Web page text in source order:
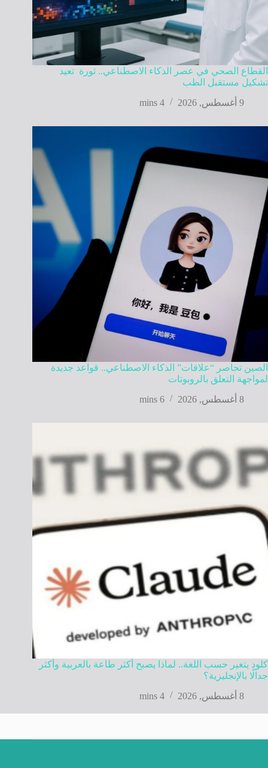
القطاع الصحي في عصر الذكاء الاصطناعي.. ثورة تعيد
تشكيل مستقبل الطب
9 أغسطس, 2026
4 mins
الصين تحاصر “علاقات” الذكاء الاصطناعي.. قواعد جديدة
لمواجهة التعلق بالروبوتات
8 أغسطس, 2026
6 mins
كلود يتغير حسب اللغة.. لماذا يصبح أكثر طاعة بالعربية وأكثر
جدالًا بالإنجليزية؟
8 أغسطس, 2026
4 mins